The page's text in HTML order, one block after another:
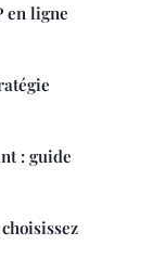
en ligne
: guide